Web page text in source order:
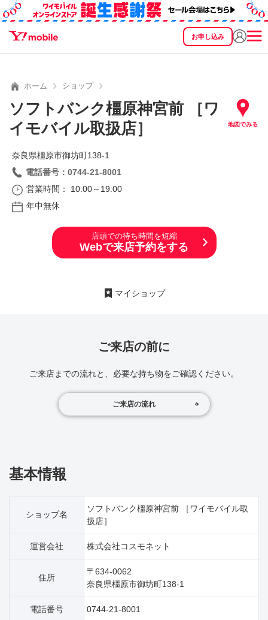
お申し込み
SEARCH
ホーム ショップ
ソフトバンク橿原神宮前 ［ワ
イモバイル取扱店］
地図でみる
奈良県橿原市御坊町138‐1
電話番号：0744-21-8001
営業時間： 10:00～19:00
年中無休
店頭での待ち時間を短縮
Webで来店予約をする
マイショップ
ご来店の前に
ご来店までの流れと、必要な持ち物をご確認ください。
ご来店の流れ
基本情報
ショップ名
ソフトバンク橿原神宮前 ［ワイモバイル取
扱店］
運営会社 株式会社コスモネット
住所
〒634-0062
奈良県橿原市御坊町138‐1
電話番号 0744-21-8001